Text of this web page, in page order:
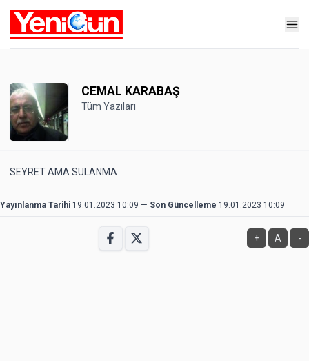
CEMAL KARABAŞ
Tüm Yazıları
SEYRET AMA SULANMA
Yayınlanma Tarihi 19.01.2023 10:09 — Son Güncelleme 19.01.2023 10:09
+ A -